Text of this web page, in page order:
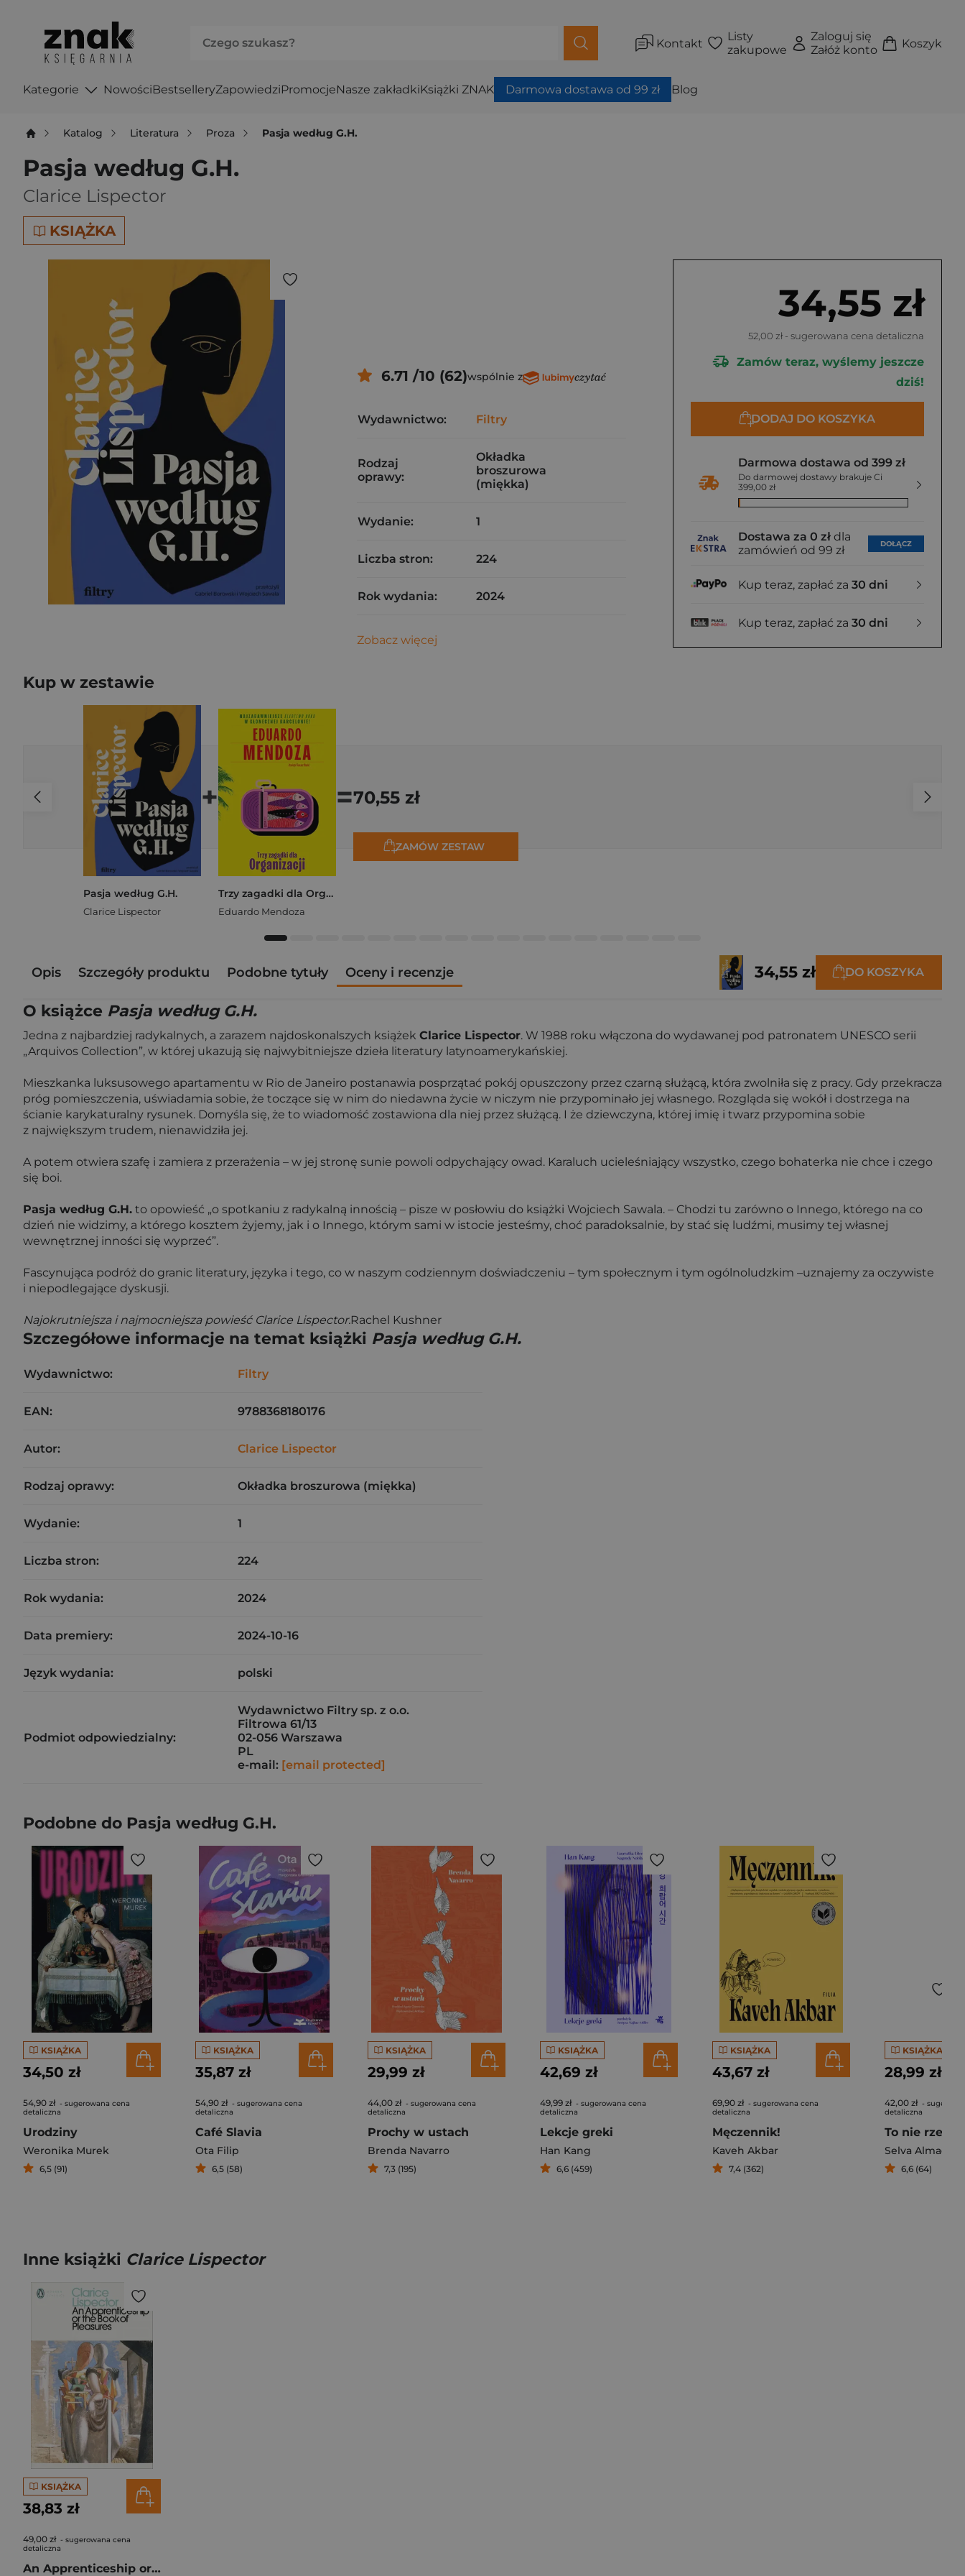
Kontakt
Listy
zakupowe
Zaloguj się
Załóż konto
Koszyk
Kategorie NowościBestselleryZapowiedziPromocjeNasze zakładkiKsiążki ZNAK Darmowa dostawa od 99 zł Blog
Katalog Literatura Proza Pasja według G.H.
Pasja według G.H.
Clarice Lispector
KSIĄŻKA
34,55 zł
52,00 zł - sugerowana cena detaliczna
Zamów teraz, wyślemy jeszcze
dziś!
DODAJ DO KOSZYKA
Darmowa dostawa od 399 zł
Do darmowej dostawy brakuje Ci
399,00 zł
Dostawa za 0 zł dla
zamówień od 99 zł
DOŁĄCZ
Kup teraz, zapłać za 30 dni
Kup teraz, zapłać za 30 dni
6.71 /10 (62)wspólnie z
Wydawnictwo: Filtry
Rodzaj
oprawy:
Okładka
broszurowa
(miękka)
Wydanie: 1
Liczba stron: 224
Rok wydania: 2024
Zobacz więcej
Kup w zestawie
Pasja według G.H.
Clarice Lispector
+
Trzy zagadki dla Organizacji
Eduardo Mendoza
=70,55 zł
ZAMÓW ZESTAW
Opis Szczegóły produktu Podobne tytuły Oceny i recenzje 34,55 zł DO KOSZYKA
O książce Pasja według G.H.
Jedna z najbardziej radykalnych, a zarazem najdoskonalszych książek Clarice Lispector. W 1988 roku włączona do wydawanej pod patronatem UNESCO serii
„Arquivos Collection”, w której ukazują się najwybitniejsze dzieła literatury latynoamerykańskiej.
Mieszkanka luksusowego apartamentu w Rio de Janeiro postanawia posprzątać pokój opuszczony przez czarną służącą, która zwolniła się z pracy. Gdy przekracza
próg pomieszczenia, uświadamia sobie, że toczące się w nim do niedawna życie w niczym nie przypominało jej własnego. Rozgląda się wokół i dostrzega na
ścianie karykaturalny rysunek. Domyśla się, że to wiadomość zostawiona dla niej przez służącą. I że dziewczyna, której imię i twarz przypomina sobie
z największym trudem, nienawidziła jej.
A potem otwiera szafę i zamiera z przerażenia – w jej stronę sunie powoli odpychający owad. Karaluch ucieleśniający wszystko, czego bohaterka nie chce i czego
się boi.
Pasja według G.H. to opowieść „o spotkaniu z radykalną innością – pisze w posłowiu do książki Wojciech Sawala. – Chodzi tu zarówno o Innego, którego na co
dzień nie widzimy, a którego kosztem żyjemy, jak i o Innego, którym sami w istocie jesteśmy, choć paradoksalnie, by stać się ludźmi, musimy tej własnej
wewnętrznej inności się wyprzeć”.
Fascynująca podróż do granic literatury, języka i tego, co w naszym codziennym doświadczeniu – tym społecznym i tym ogólnoludzkim –uznajemy za oczywiste
i niepodlegające dyskusji.
Najokrutniejsza i najmocniejsza powieść Clarice Lispector.Rachel Kushner
Szczegółowe informacje na temat książki Pasja według G.H.
Wydawnictwo: Filtry
EAN: 9788368180176
Autor: Clarice Lispector
Rodzaj oprawy: Okładka broszurowa (miękka)
Wydanie: 1
Liczba stron: 224
Rok wydania: 2024
Data premiery: 2024-10-16
Język wydania: polski
Podmiot odpowiedzialny:
Wydawnictwo Filtry sp. z o.o.
Filtrowa 61/13
02-056 Warszawa
PL
e-mail: [email protected]
Podobne do Pasja według G.H.
KSIĄŻKA
34,50 zł
54,90 zł - sugerowana cena
detaliczna
Urodziny
Weronika Murek
6,5 (91)
KSIĄŻKA
35,87 zł
54,90 zł - sugerowana cena
detaliczna
Café Slavia
Ota Filip
6,5 (58)
KSIĄŻKA
29,99 zł
44,00 zł - sugerowana cena
detaliczna
Prochy w ustach
Brenda Navarro
7,3 (195)
KSIĄŻKA
42,69 zł
49,99 zł - sugerowana cena
detaliczna
Lekcje greki
Han Kang
6,6 (459)
KSIĄŻKA
43,67 zł
69,90 zł - sugerowana cena
detaliczna
Męczennik!
Kaveh Akbar
7,4 (362)
KSIĄŻKA
28,99 zł
42,00 zł -
detaliczna
To nie rzeka
Selva Almada
6,6 (64)
Inne książki Clarice Lispector
KSIĄŻKA
38,83 zł
49,00 zł - sugerowana cena
detaliczna
An Apprenticeship or The Book of Pleasures wer. angielska